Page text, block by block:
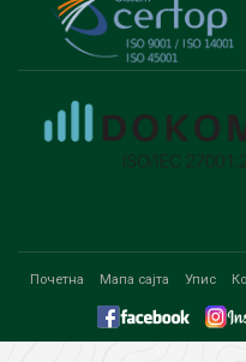
Почетна Мапа сајта Упис